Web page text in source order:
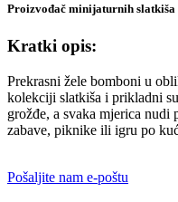
Proizvođač minijaturnih slatkiša
Kratki opis:
Prekrasni žele bomboni u
kolekciji slatkiša i prikladni
grožđe, a svaka mjerica
zabave, piknike ili igru ​​po
Pošaljite nam e-poštu